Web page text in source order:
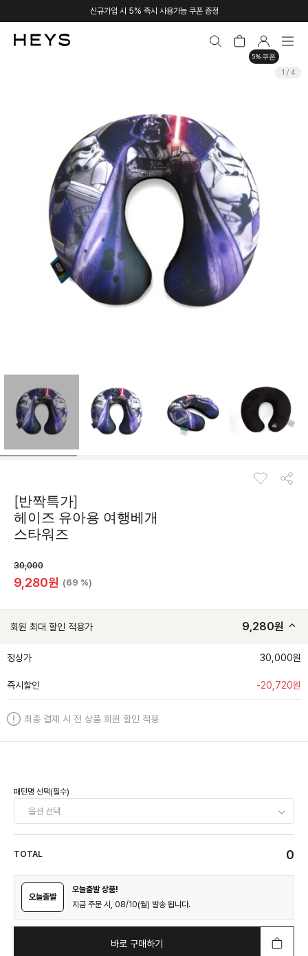
신규가입 시 5% 즉시 사용가능 쿠폰 증정
5% 쿠폰
1 / 4
[반짝특가]
헤이즈 유아용 여행베개
스타워즈
30,000
9,280원 (69 %)
회원 최대 할인 적용가 9,280원
정상가 30,000원
즉시할인 -20,720원
최종 결제 시 전 상품 회원 할인 적용
패턴명 선택(필수)
TOTAL 0
오늘출발
오늘출발 상품!
지금 주문 시, 08/10(월) 발송 됩니다.
바로 구매하기